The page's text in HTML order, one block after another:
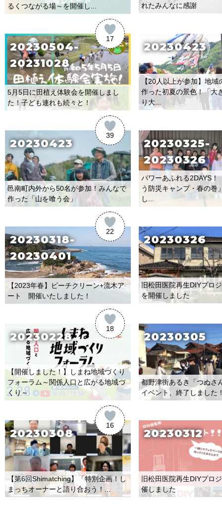
るくつながる場～を開催し...
れたみんなに感謝
17
20230504-
20231028
5月5日に田植え体験会を開催しまし
た！子ども連れも続々と！
20230423
【20人以上が参加】地
作った初夏の景色！「大
り大...
39
20230423
邑南町内外から50名が参加！みんなで
作った「山を喰う会」
20230325-
20230326
パワーあふれる2DAYS！
う防災キャンプ・春の巻
し...
22
20230318-
20230401
【2023年春】ビーチクリーン+流木ア
ート 開催いたしました！
20230326
旧松田医院再生DIYプロ
を開催しました
18
20230228
【開催しました！】しまね地域づくり
フォーラム～関係人口と広がる地域づ
くり～
20230305
都野津街あるき「つぬさ
イベント、終了しました
16
20230308
【第6回Shimatching】「特別企画！し
まっちオーナーと語り合おう！...
20230312
旧松田医院再生DIYプロ
催しました